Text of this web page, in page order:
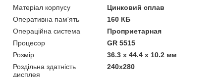
Матеріал корпусу
Цинковий сплав
Оперативна пам'ять
160 КБ
Операційна система
Проприетарная
Процесор
GR 5515
Розмір
36.3 x 44.4 x 10.2 мм
Роздільна здатність
дисплея
240х280